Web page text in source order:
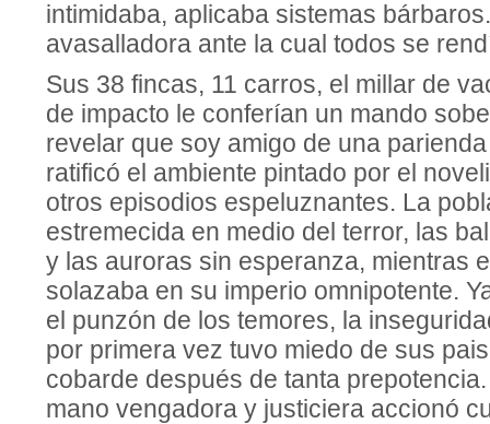
intimidaba, aplicaba sistemas
avasalladora ante la cual todos se
Sus 38 fincas, 11 carros, el millar de
de impacto le conferían un mando
revelar que soy amigo de una
ratificó el ambiente pintado por el
otros episodios espeluznantes. La
estremecida en medio del terror, las
y las auroras sin esperanza, mientras
solazaba en su imperio omnipotente.
el punzón de los temores, la
por primera vez tuvo miedo de sus
cobarde después de tanta
mano vengadora y justiciera accionó